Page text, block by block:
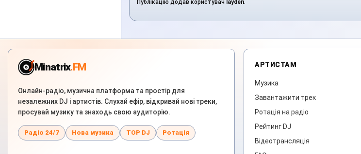
Публікацію додав користувач layden.
Minatrix.FM
Онлайн-радіо, музична платформа та простір для
незалежних DJ і артистів. Слухай ефір, відкривай нові треки,
просувай музику та знаходь свою аудиторію.
Радіо 24/7 Нова музика TOP DJ Ротація
АРТИСТАМ
Музика
Завантажити трек
Ротація на радіо
Рейтинг DJ
Відеотрансляція